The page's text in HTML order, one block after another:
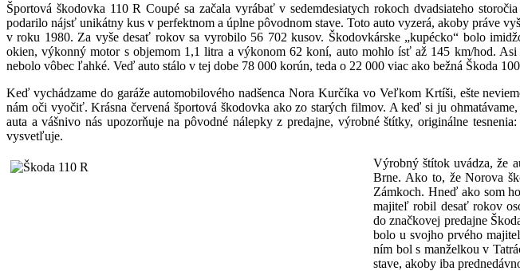
Športová škodovka 110 R Coupé sa začala vyrábať v sedemdesiatych rokoch dvadsiateho
podarilo nájsť unikátny kus v perfektnom a úplne pôvodnom stave. Toto auto vyzerá, akoby práve
v roku 1980. Za vyše desať rokov sa vyrobilo 56 702 kusov. Škodovkárske „kupécko“ bolo
okien, výkonný motor s objemom 1,1 litra a výkonom 62 koní, auto mohlo ísť až 145 km/hod.
nebolo vôbec ľahké. Veď auto stálo v tej dobe 78 000 korún, teda o 22 000 viac ako bežná Škoda
Keď vychádzame do garáže automobilového nadšenca Nora Kurčíka vo Veľkom Krtíši, ešte
nám oči vyočiť. Krásna červená športová škodovka ako zo starých filmov. A keď si ju
auta a vášnivo nás upozorňuje na pôvodné nálepky z predajne, výrobné štítky, originálne
vysvetľuje.
Výrobný štítok uvádza, že
Brne. Ako to, že Norova
Zámkoch. Hneď ako som
majiteľ robil desať rokov
do značkovej predajne
bolo u svojho prvého
ním bol s manželkou v
stave, akoby iba